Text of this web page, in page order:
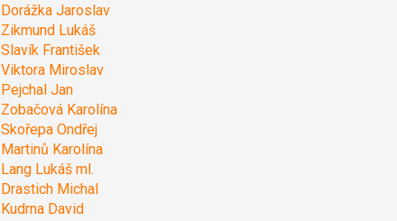
Dorážka Jaroslav
Zikmund Lukáš
Slavík František
Viktora Miroslav
Pejchal Jan
Zobačová Karolína
Skořepa Ondřej
Martinů Karolína
Lang Lukáš ml.
Drastich Michal
Kudrna David